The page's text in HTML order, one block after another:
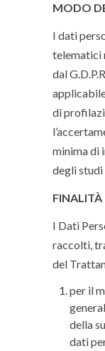
MODO
I dati
telematici
dal
di
minima di
degli
I Dati
raccolti,
del
per il
della
dati